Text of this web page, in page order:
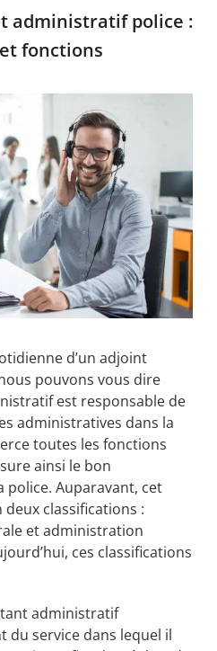
administratif police :
fonctions
d’un adjoint
pouvons vous dire
est responsable de
administratives dans la
toutes les fonctions
ainsi le bon
Auparavant, cet
classifications :
et administration
ces classifications
administratif
du service dans lequel il